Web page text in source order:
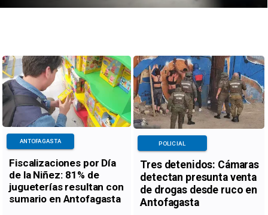
Fiscalizaciones por Día
de la Niñez: 81% de
jugueterías resultan con
sumario en Antofagasta
ANTOFAGASTA
Tres detenidos: Cámaras
detectan presunta venta
de drogas desde ruco en
Antofagasta
POLICIAL